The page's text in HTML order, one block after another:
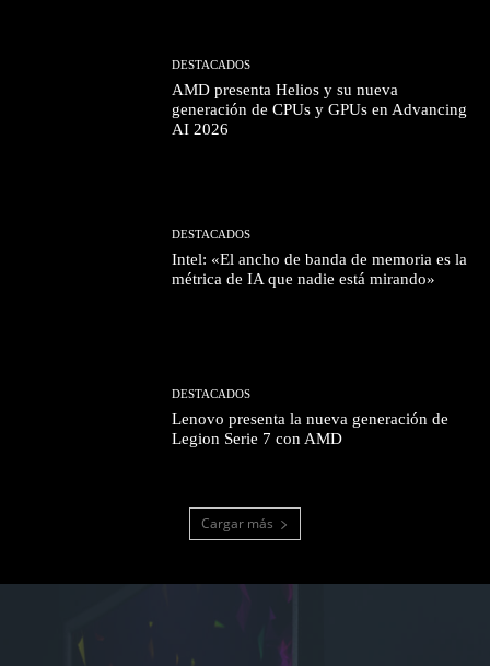
DESTACADOS
AMD presenta Helios y su nueva
generación de CPUs y GPUs en Advancing
AI 2026
DESTACADOS
Intel: «El ancho de banda de memoria es la
métrica de IA que nadie está mirando»
DESTACADOS
Lenovo presenta la nueva generación de
Legion Serie 7 con AMD
Cargar más